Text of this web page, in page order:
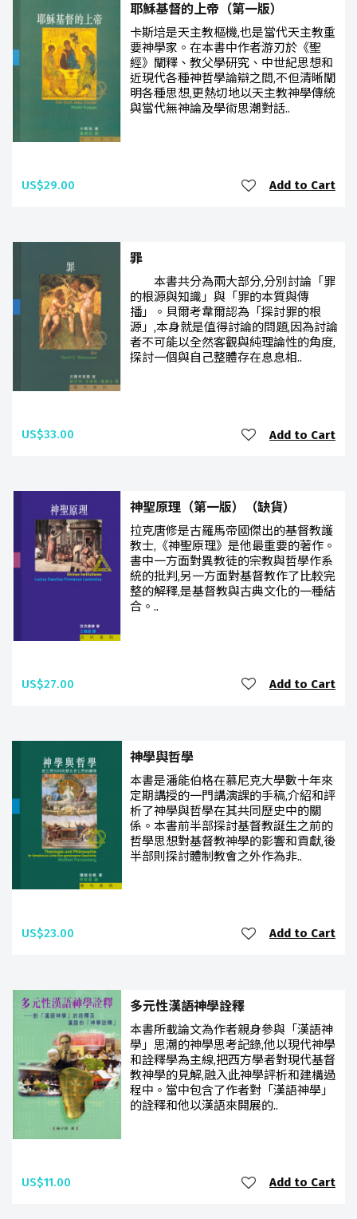
耶穌基督的上帝（第一版）
卡斯培是天主教樞機,也是當代天主教重
要神學家。在本書中作者游刃於《聖
經》闡釋、教父學研究、中世紀思想和
近現代各種神哲學論辯之間,不但清晰闡
明各種思想,更熱切地以天主教神學傳統
與當代無神論及學術思潮對話..
US$29.00 Add to Cart
罪
本書共分為兩大部分,分別討論「罪
的根源與知識」與「罪的本質與傳
播」。貝爾考韋爾認為「探討罪的根
源」,本身就是值得討論的問題,因為討論
者不可能以全然客觀與純理論性的角度,
探討一個與自己整體存在息息相..
US$33.00 Add to Cart
神聖原理（第一版）（缺貨）
拉克唐修是古羅馬帝國傑出的基督教護
教士,《神聖原理》是他最重要的著作。
書中一方面對異教徒的宗教與哲學作系
統的批判,另一方面對基督教作了比較完
整的解釋,是基督教與古典文化的一種結
合。..
US$27.00 Add to Cart
神學與哲學
本書是潘能伯格在慕尼克大學數十年來
定期講授的一門講演課的手稿,介紹和評
析了神學與哲學在其共同歷史中的關
係。本書前半部探討基督教誕生之前的
哲學思想對基督教神學的影響和貢獻,後
半部則探討體制教會之外作為非..
US$23.00 Add to Cart
多元性漢語神學詮釋
本書所載論文為作者親身參與「漢語神
學」思潮的神學思考記錄,他以現代神學
和詮釋學為主線,把西方學者對現代基督
教神學的見解,融入此神學評析和建構過
程中。當中包含了作者對「漢語神學」
的詮釋和他以漢語來開展的..
US$11.00 Add to Cart